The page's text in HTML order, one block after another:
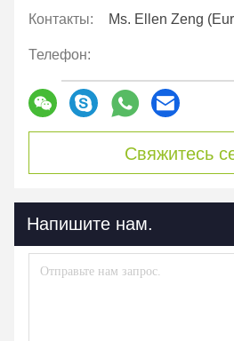
Контакты:
Телефон:
Свяжитесь
Напишите нам.